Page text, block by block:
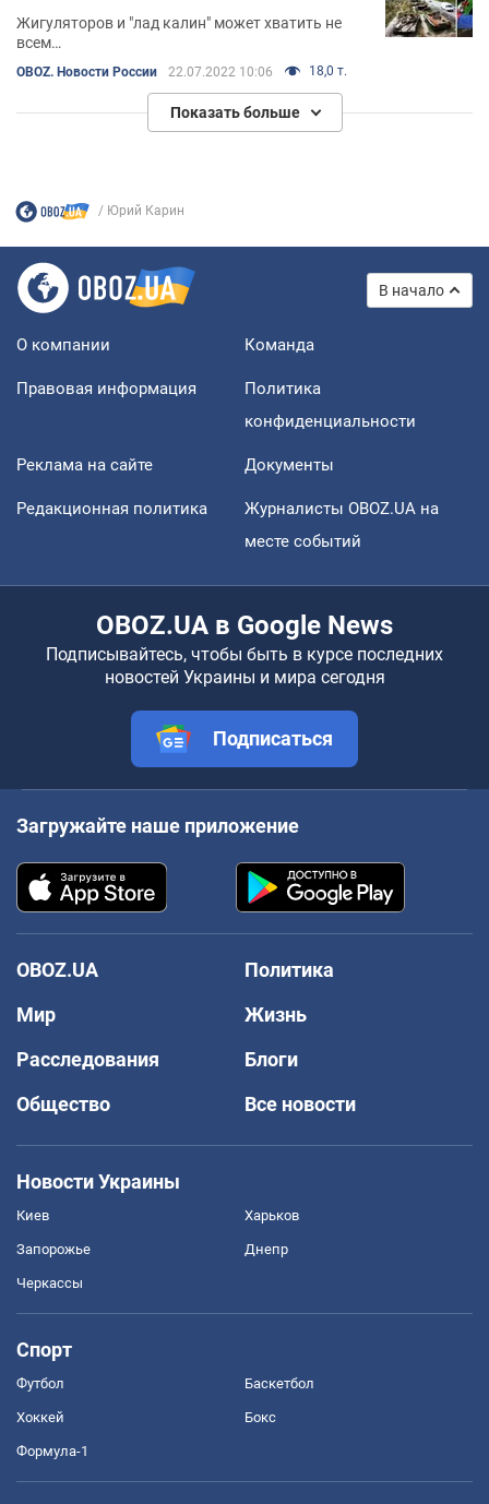
Жигуляторов и "лад калин" может хватить не
всем…
OBOZ. Новости России 22.07.2022 10:06 18,0 т.
Показать больше
Юрий Карин
В начало
О компании Команда
Правовая информация
Политика
конфиденциальности
Реклама на сайте Документы
Редакционная политика
Журналисты OBOZ.UA на
месте событий
OBOZ.UA в Google News
Подписывайтесь, чтобы быть в курсе последних
новостей Украины и мира сегодня
Подписаться
Загружайте наше приложение
OBOZ.UA
Политика
Мир
Жизнь
Расследования
Блоги
Общество
Все новости
Новости Украины
Киев Харьков
Запорожье Днепр
Черкассы
Спорт
Футбол Баскетбол
Хоккей Бокс
Формула-1